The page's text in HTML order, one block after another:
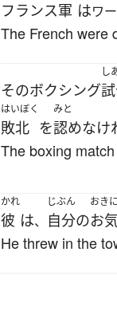
フランス軍 はワ
The French were
そのボクシング
し
はいぼく
敗北 を
みと
認めなけ
The boxing
かれ
彼 は、
じぶん
自分の
おき
お
He threw in the